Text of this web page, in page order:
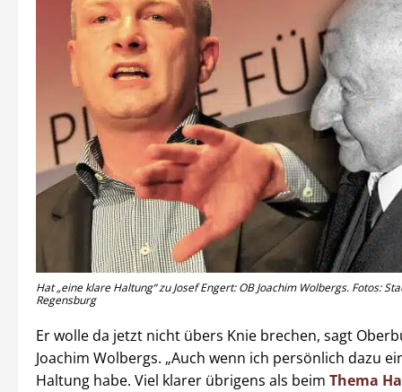
Hat „eine klare Haltung“ zu Josef Engert: OB Joachim Wolbergs. Fotos:
Regensburg
Er wolle da jetzt nicht übers Knie brechen, sagt
Joachim Wolbergs. „Auch wenn ich persönlich dazu
Haltung habe. Viel klarer übrigens als beim Thema